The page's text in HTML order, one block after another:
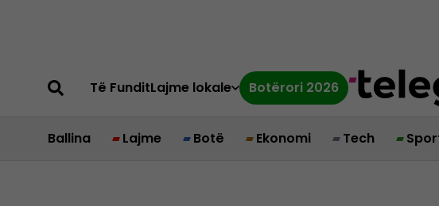
Të FunditLajme lokale Botërori 2026
Ballina Lajme Botë Ekonomi Tech